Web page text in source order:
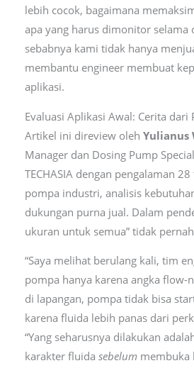
lebih cocok, bagaimana
apa yang harus dimonitor selama
sebabnya kami tidak hanya
membantu engineer membuat
aplikasi.
Evaluasi Aplikasi Awal: Cerita dari
Artikel ini direview oleh Yulianus
Manager dan Dosing Pump
TECHASIA dengan pengalaman
pompa industri, analisis
dukungan purna jual. Dalam
ukuran untuk semua” tidak
“Saya melihat berulang kali, tim
pompa hanya karena angka flow-
di lapangan, pompa tidak bisa
karena fluida lebih panas dari
“Yang seharusnya dilakukan
karakter fluida sebelum membuka